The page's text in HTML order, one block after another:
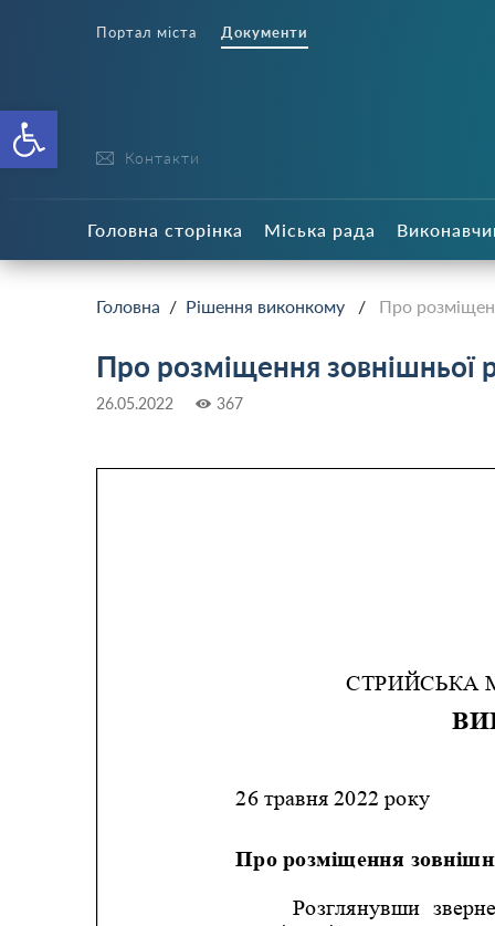
Відкрити Панель
Портал міста Документи
Контакти
Головна сторінка Міська рада
Головна / Рішення виконкому / Про
Про розміщення зовнішньої
26.05.2022 367